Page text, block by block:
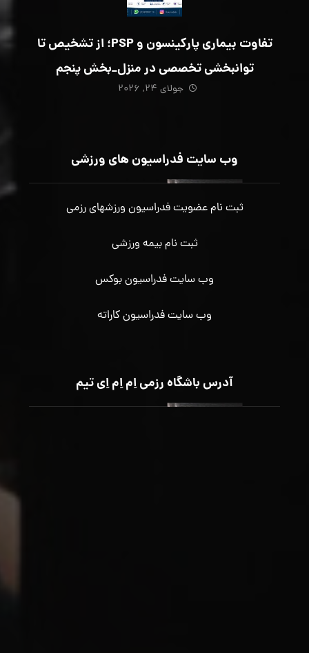
تفاوت بیماری پارکینسون و PSP؛ از تشخیص تا
توانبخشی تخصصی در منزل_بخش پنجم
جولای ۲۴, ۲۰۲۶
وب سایت فدراسیون های ورزشی
ثبت نام عضویت فدراسیون ورزشهای رزمی
ثبت نام بیمه ورزشی
وب سایت فدراسیون بوکس
وب سایت فدراسیون کاراته
آدرس باشگاه رزمی اِم اِم اِی تیم